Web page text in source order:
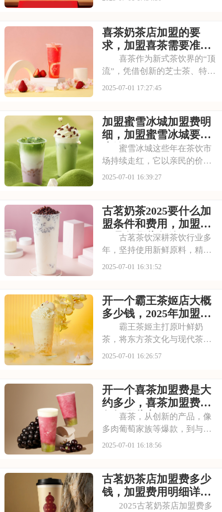
独特的商业模式所吸引，想要
借助塔斯汀的品牌力量开启自
己的创业之路。那么
喜茶奶茶店加盟的要
求，加盟喜茶需要准备
哪些资金
喜茶作为新式茶饮界的“顶
流”，凭借创新的芝士茶、特色
果茶，还有时尚的门店设计，
多少钱？需要满足哪些条件？
以下是喜茶奶茶店加盟的要
求，加盟喜茶需要
2025-07-01 17:27:45
加盟蜜雪冰城加盟费明
细，加盟蜜雪冰城要多
少钱
蜜雪冰城这些年在茶饮市
场持续走红，它以亲民的价格
和丰富的产品线，覆盖了广泛
投资者心动不已。那么，加盟
蜜雪冰城需要多少费用呢？下
面就来看看加盟蜜雪
2025-07-01 16:39:27
古茗奶茶2025要什么加
盟条件和费用，加盟需
要具备哪些条件
古茗茶饮深耕茶饮行业多
年，坚持使用新鲜原料，精心
调配每一杯饮品，以稳定的品
力，不少投资者想加盟。那
么，加盟古茗的费用情况如何
呢？下面就来看看古茗
2025-07-01 16:31:52
开一个霸王茶姬店大概
多少钱，2025年加盟费
用明细与成本预算
霸王茶姬主打原叶鲜奶
茶，将东方茶文化与现代茶饮
巧妙结合。以“原叶鲜奶茶”为
茶饮市场脱颖而出。不少投资
者被其吸引，以下是开一个霸
王茶姬店大概多少钱，
2025-07-01 16:26:57
开一个喜茶加盟费是大
约多少，喜茶加盟费用
包括哪些方面
喜茶，从创新的产品，像
多肉葡萄家族等爆款，到与知
名品牌跨界联名提升影响力，
是大约多少，喜茶加盟费用包
括哪些方面的具体分析！希望
能为您提供参考~
2025-07-01 16:18:56
古茗奶茶店加盟费多少
钱，加盟费用明细详情
2025
2025古茗奶茶店加盟费多